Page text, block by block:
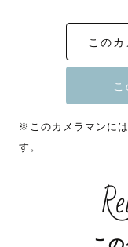
撮影の雰囲気が伝
┈┈┈┈┈┈┈ ❁
ꕤ七五三無料貸し
番傘(赤、青)・７５
紙風船・ピロピロetc
ꕤニューボーン無料
おくるみ10色以上
この
※このカメラマンに
す。